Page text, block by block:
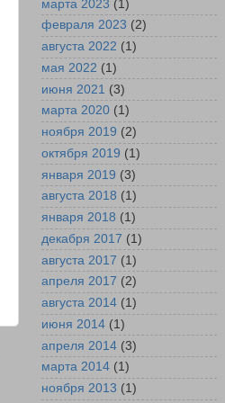
марта 2023 (1)
февраля 2023 (2)
августа 2022 (1)
мая 2022 (1)
июня 2021 (3)
марта 2020 (1)
ноября 2019 (2)
октября 2019 (1)
января 2019 (3)
августа 2018 (1)
января 2018 (1)
декабря 2017 (1)
августа 2017 (1)
апреля 2017 (2)
августа 2014 (1)
июня 2014 (1)
апреля 2014 (3)
марта 2014 (1)
ноября 2013 (1)